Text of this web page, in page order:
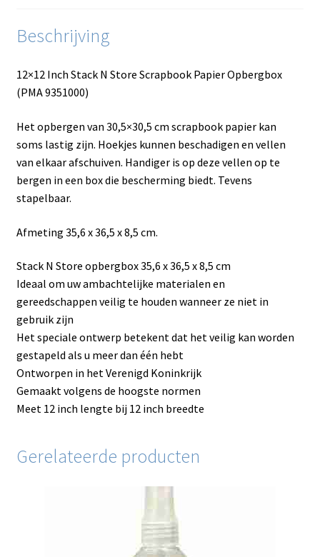
Beschrijving
12×12 Inch Stack N Store Scrapbook Papier Opbergbox
(PMA 9351000)
Het opbergen van 30,5×30,5 cm scrapbook papier kan
soms lastig zijn. Hoekjes kunnen beschadigen en vellen
van elkaar afschuiven. Handiger is op deze vellen op te
bergen in een box die bescherming biedt. Tevens
stapelbaar.
Afmeting 35,6 x 36,5 x 8,5 cm.
Stack N Store opbergbox 35,6 x 36,5 x 8,5 cm
Ideaal om uw ambachtelijke materialen en
gereedschappen veilig te houden wanneer ze niet in
gebruik zijn
Het speciale ontwerp betekent dat het veilig kan worden
gestapeld als u meer dan één hebt
Ontworpen in het Verenigd Koninkrijk
Gemaakt volgens de hoogste normen
Meet 12 inch lengte bij 12 inch breedte
Gerelateerde producten